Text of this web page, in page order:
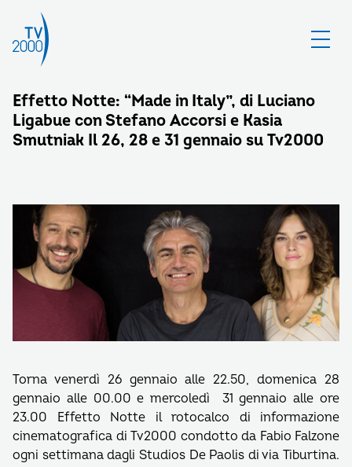
Effetto Notte: “Made in Italy”, di Luciano
Ligabue con Stefano Accorsi e Kasia
Smutniak Il 26, 28 e 31 gennaio su Tv2000
Torna venerdì 26 gennaio alle 22.50, domenica 28
gennaio alle 00.00 e mercoledì 31 gennaio alle ore
23.00 Effetto Notte il rotocalco di informazione
cinematografica di Tv2000 condotto da Fabio Falzone
ogni settimana dagli Studios De Paolis di via Tiburtina.